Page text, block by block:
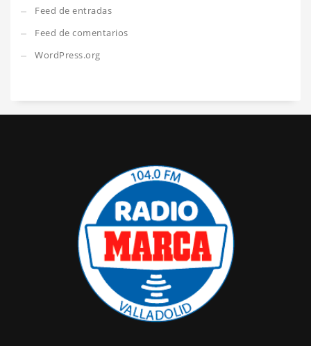
Feed de entradas
Feed de comentarios
WordPress.org